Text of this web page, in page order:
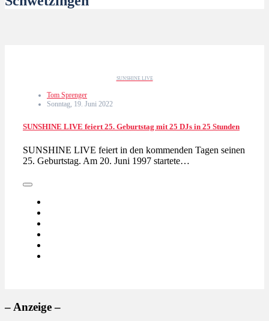
SUNSHINE LIVE
Tom Sprenger
Sonntag, 19. Juni 2022
SUNSHINE LIVE feiert 25. Geburtstag mit 25 DJs in 25 Stunden
SUNSHINE LIVE feiert in den kommenden Tagen seinen
25. Geburtstag. Am 20. Juni 1997 startete…
– Anzeige –